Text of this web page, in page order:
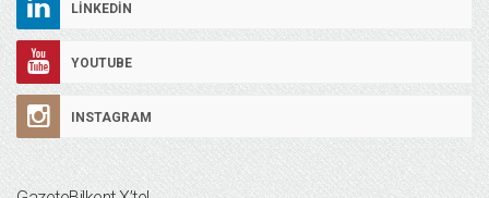
LINKEDIN
YOUTUBE
INSTAGRAM